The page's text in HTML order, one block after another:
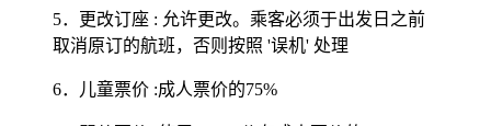
5．更改订座 : 允许更改。乘客必须于出发日之前
取消原订的航班，否则按照 '误机' 处理
6．儿童票价 :成人票价的75%